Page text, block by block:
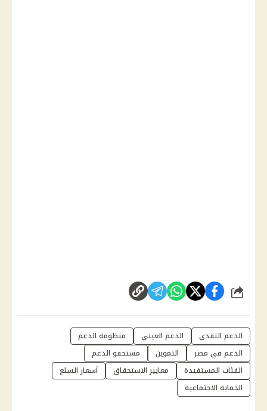
شارك
الدعم النقدي الدعم العيني
منظومة الدعم
الدعم في مصر
التموين
مستحقو الدعم
الفئات المستفيدة
معايير الاستحقاق
أسعار السلع
الحماية الاجتماعية